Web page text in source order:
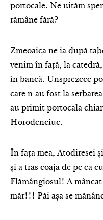
portocale. Ne uităm
rămâne fără?
Zmeoaica ne ia după
venim în față, la
în bancă. Unsprezece
care n-au fost la
au primit portocala
Horodenciuc.
În fața mea, Atodiresei
și a tras coaja de pe ea
Flămângiosul! A
măr!!! Păi așa se